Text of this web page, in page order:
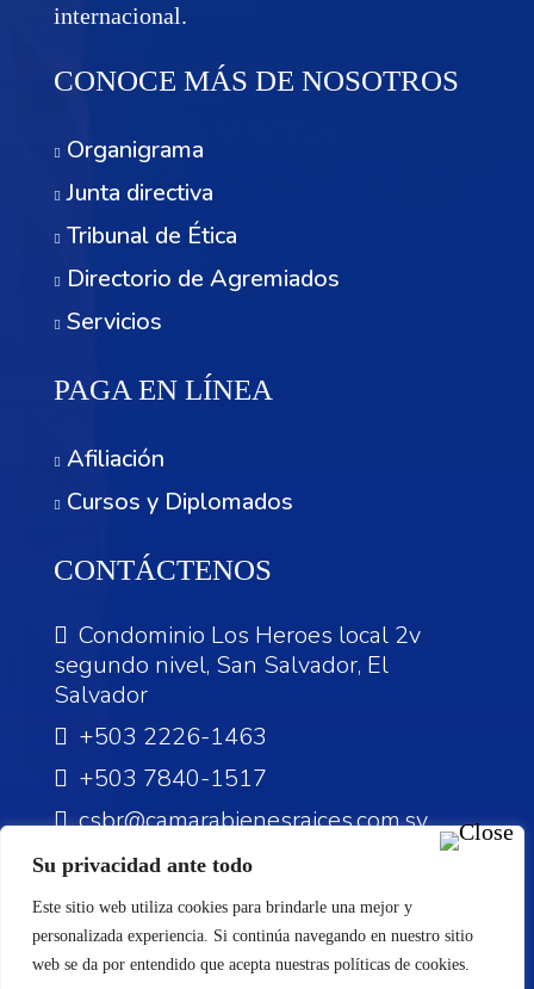
Su privacidad ante todo
Este sitio web utiliza cookies para brindarle una mejor y
personalizada experiencia. Si continúa navegando en nuestro sitio
web se da por entendido que acepta nuestras políticas de cookies.
internacional.
CONOCE MÁS DE NOSOTROS
Organigrama
Junta directiva
Tribunal de Ética
Directorio de Agremiados
Servicios
PAGA EN LÍNEA
Afiliación
Cursos y Diplomados
CONTÁCTENOS
Condominio Los Heroes local 2v
segundo nivel, San Salvador, El
Salvador
+503 2226-1463
+503 7840-1517
csbr@camarabienesraices.com.sv
©Reservados todos los derechos.